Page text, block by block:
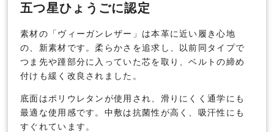
五つ星ひょうごに認定
素材の「ヴィーガンレザー」は本革に近い履き心地
の、新素材です。柔らかさを追求し、以前同タイプで
つま先や踵部分に入っていた芯を取り、ベルトの締め
付けも緩く改良されました。
底面はポリウレタンが使用され、滑りにくく通学にも
最適な使用感です。中敷は抗菌性が高く、吸汗性にも
すぐれています。